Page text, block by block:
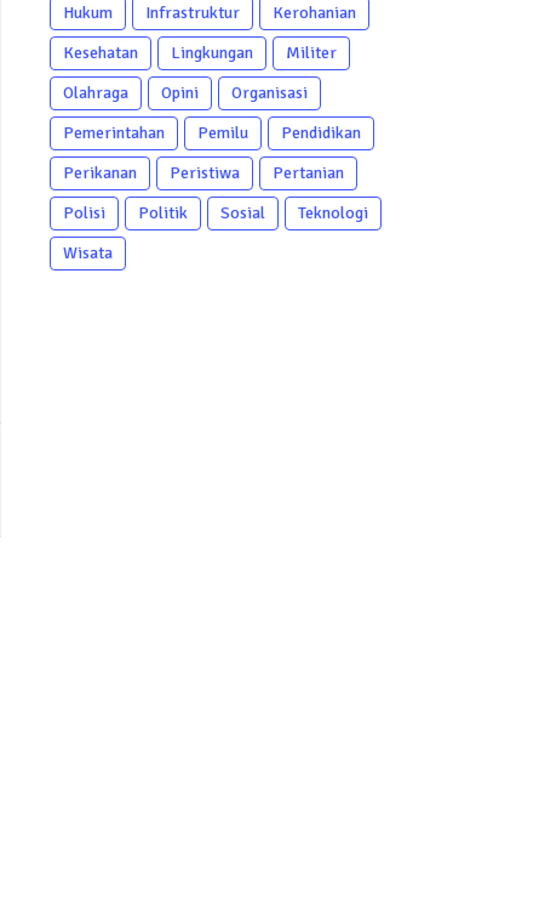
Hukum
Infrastruktur
Kerohanian
Kesehatan
Lingkungan
Militer
Olahraga
Opini
Organisasi
Pemerintahan
Pemilu
Pendidikan
Perikanan
Peristiwa
Pertanian
Polisi
Politik Sosial
Teknologi
Wisata